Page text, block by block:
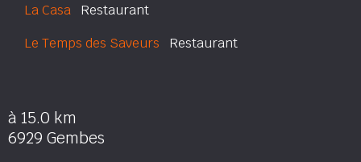
La Casa Restaurant
Le Temps des Saveurs Restaurant
à 15.0 km
6929 Gembes